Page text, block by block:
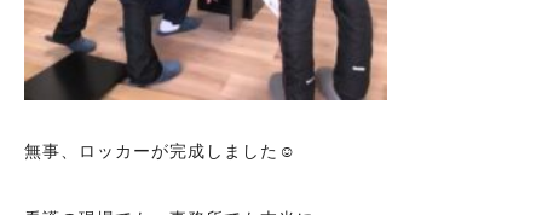
無事、ロッカーが完成しました☺